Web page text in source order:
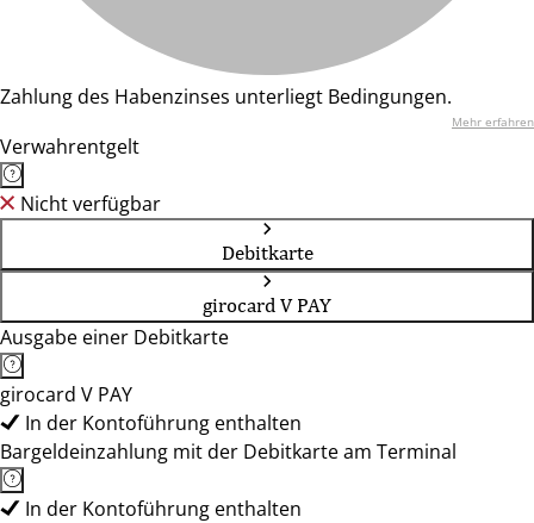
Zahlung des Habenzinses unterliegt Bedingungen.
Mehr erfahren
Verwahrentgelt
Nicht verfügbar
Debitkarte
girocard V PAY
Ausgabe einer Debitkarte
girocard V PAY
In der Kontoführung enthalten
Bargeldeinzahlung mit der Debitkarte am Terminal
In der Kontoführung enthalten